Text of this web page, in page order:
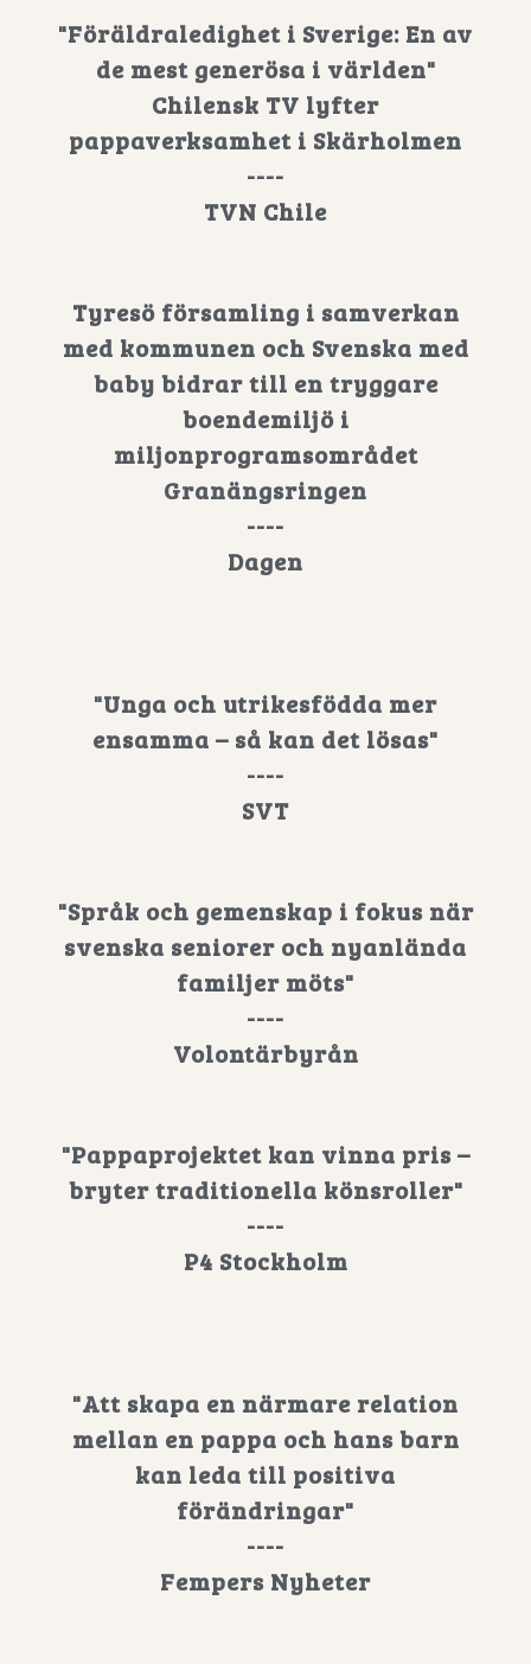
"Föräldraledighet i Sverige: En av
de mest generösa i världen"
Chilensk TV lyfter
pappaverksamhet i Skärholmen
----
TVN Chile
Tyresö församling i samverkan
med kommunen och Svenska med
baby bidrar till en tryggare
boendemiljö i
miljonprogramsområdet
Granängsringen
----
Dagen
"Unga och utrikesfödda mer
ensamma – så kan det lösas"
----
SVT
"Språk och gemenskap i fokus när
svenska seniorer och nyanlända
familjer möts"
----
Volontärbyrån
"Pappaprojektet kan vinna pris –
bryter traditionella könsroller"
----
P4 Stockholm
"Att skapa en närmare relation
mellan en pappa och hans barn
kan leda till positiva
förändringar"
----
Fempers Nyheter